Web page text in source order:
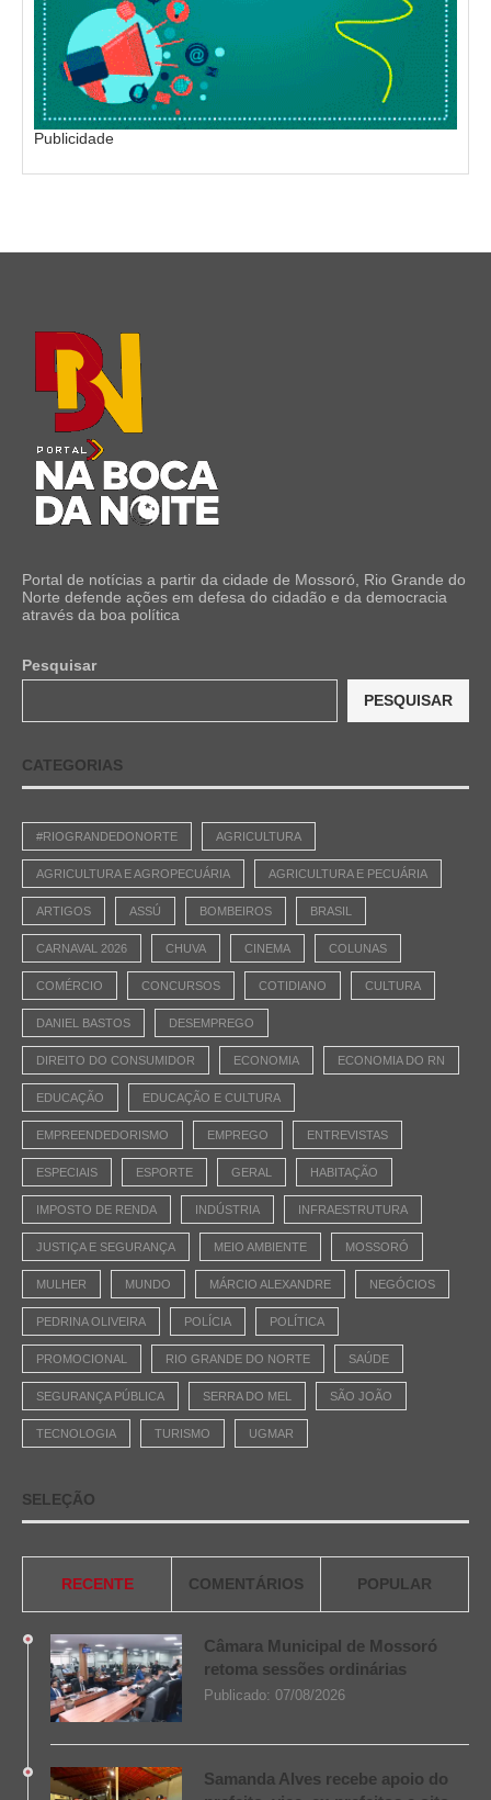
Publicidade
Portal de notícias a partir da cidade de Mossoró, Rio Grande do
Norte defende ações em defesa do cidadão e da democracia
através da boa política
Pesquisar
PESQUISAR
CATEGORIAS
#RIOGRANDEDONORTE AGRICULTURA
AGRICULTURA E AGROPECUÁRIA AGRICULTURA E PECUÁRIA
ARTIGOS ASSÚ BOMBEIROS BRASIL
CARNAVAL 2026 CHUVA CINEMA COLUNAS
COMÉRCIO CONCURSOS COTIDIANO CULTURA
DANIEL BASTOS DESEMPREGO
DIREITO DO CONSUMIDOR ECONOMIA ECONOMIA DO RN
EDUCAÇÃO EDUCAÇÃO E CULTURA
EMPREENDEDORISMO EMPREGO ENTREVISTAS
ESPECIAIS ESPORTE GERAL HABITAÇÃO
IMPOSTO DE RENDA INDÚSTRIA INFRAESTRUTURA
JUSTIÇA E SEGURANÇA MEIO AMBIENTE MOSSORÓ
MULHER MUNDO MÁRCIO ALEXANDRE NEGÓCIOS
PEDRINA OLIVEIRA POLÍCIA POLÍTICA
PROMOCIONAL RIO GRANDE DO NORTE SAÚDE
SEGURANÇA PÚBLICA SERRA DO MEL SÃO JOÃO
TECNOLOGIA TURISMO UGMAR
SELEÇÃO
RECENTE COMENTÁRIOS POPULAR
Câmara Municipal de Mossoró
retoma sessões ordinárias
Publicado: 07/08/2026
Samanda Alves recebe apoio do